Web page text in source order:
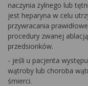
naczynia żylnego lub
jest heparyna w celu
przywracania
procedury zwanej
przedsionków.
- jeśli u pacjenta
wątroby lub choroba
śmierci.